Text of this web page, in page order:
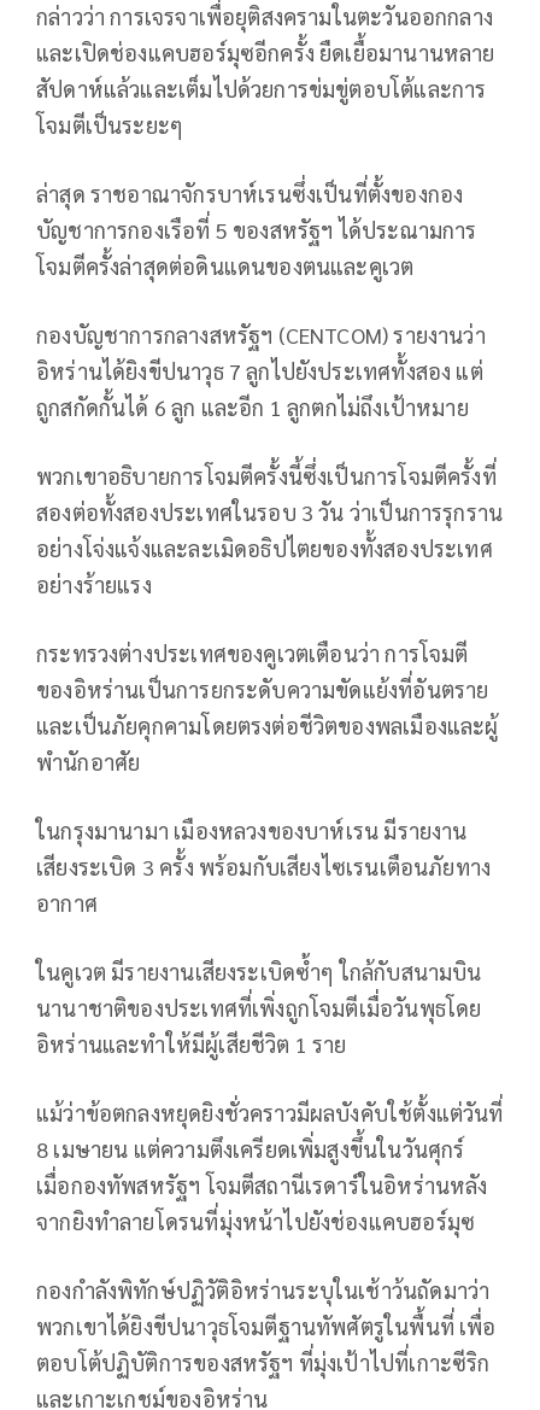
กล่าวว่า การเจรจาเพื่อยุติสงครามในตะวันออกกลาง
และเปิดช่องแคบฮอร์มุซอีกครั้ง ยืดเยื้อมานานหลาย
สัปดาห์แล้วและเต็มไปด้วยการข่มขู่ตอบโต้และการ
โจมตีเป็นระยะๆ
ล่าสุด ราชอาณาจักรบาห์เรนซึ่งเป็นที่ตั้งของกอง
บัญชาการกองเรือที่ 5 ของสหรัฐฯ ได้ประณามการ
โจมตีครั้งล่าสุดต่อดินแดนของตนและคูเวต
กองบัญชาการกลางสหรัฐฯ (CENTCOM) รายงานว่า
อิหร่านได้ยิงขีปนาวุธ 7 ลูกไปยังประเทศทั้งสอง แต่
ถูกสกัดกั้นได้ 6 ลูก และอีก 1 ลูกตกไม่ถึงเป้าหมาย
พวกเขาอธิบายการโจมตีครั้งนี้ซึ่งเป็นการโจมตีครั้งที่
สองต่อทั้งสองประเทศในรอบ 3 วัน ว่าเป็นการรุกราน
อย่างโจ่งแจ้งและละเมิดอธิปไตยของทั้งสองประเทศ
อย่างร้ายแรง
กระทรวงต่างประเทศของคูเวตเตือนว่า การโจมตี
ของอิหร่านเป็นการยกระดับความขัดแย้งที่อันตราย
และเป็นภัยคุกคามโดยตรงต่อชีวิตของพลเมืองและผู้
พำนักอาศัย
ในกรุงมานามา เมืองหลวงของบาห์เรน มีรายงาน
เสียงระเบิด 3 ครั้ง พร้อมกับเสียงไซเรนเตือนภัยทาง
อากาศ
ในคูเวต มีรายงานเสียงระเบิดซ้ำๆ ใกล้กับสนามบิน
นานาชาติของประเทศที่เพิ่งถูกโจมตีเมื่อวันพุธโดย
อิหร่านและทำให้มีผู้เสียชีวิต 1 ราย
แม้ว่าข้อตกลงหยุดยิงชั่วคราวมีผลบังคับใช้ตั้งแต่วันที่
8 เมษายน แต่ความตึงเครียดเพิ่มสูงขึ้นในวันศุกร์
เมื่อกองทัพสหรัฐฯ โจมตีสถานีเรดาร์ในอิหร่านหลัง
จากยิงทำลายโดรนที่มุ่งหน้าไปยังช่องแคบฮอร์มุซ
กองกำลังพิทักษ์ปฏิวัติอิหร่านระบุในเช้าว้นถัดมาว่า
พวกเขาได้ยิงขีปนาวุธโจมตีฐานทัพศัตรูในพื้นที่ เพื่อ
ตอบโต้ปฏิบัติการของสหรัฐฯ ที่มุ่งเป้าไปที่เกาะซีริก
และเกาะเกชม์ของอิหร่าน